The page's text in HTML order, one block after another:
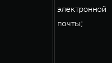
электронной
почты;